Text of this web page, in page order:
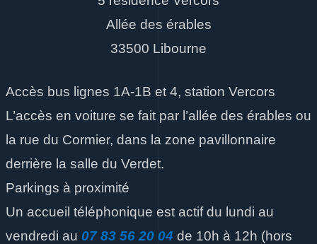
Allée des érables
33500 Libourne
Accès bus lignes 1A-1B et 4, station Vercors
L’accès en voiture se fait par l’allée des érables ou
la rue du Cormier, dans la zone pavillonnaire
derrière la salle du Verdet.
Parkings à proximité
Un accueil téléphonique est actif du lundi au
vendredi au 07 83 56 20 04 de 10h à 12h (hors